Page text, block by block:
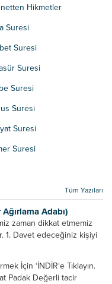
Hikmetler
Suresi
Suresi
Suresi
Suresi
Suresi
Suresi
Suresi
Tüm Yazıları
Adabı)
zaman dikkat etmemiz
1. Davet edeceğiniz kişiyi
gün içinde davet edin....
İçin ‘İNDİR‘e Tıklayın.
Padak Değerli tacir